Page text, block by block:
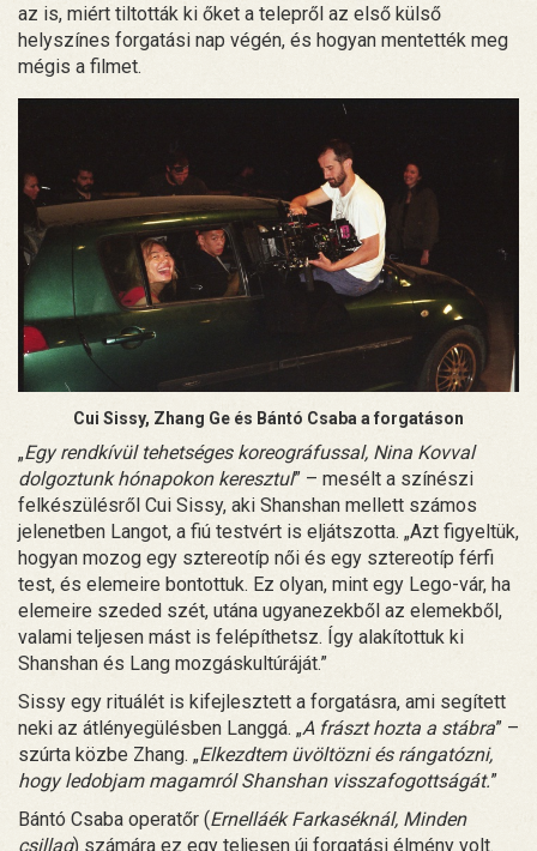
az is, miért tiltották ki őket a telepről az első külső
helyszínes forgatási nap végén, és hogyan mentették meg
mégis a filmet.
Cui Sissy, Zhang Ge és Bántó Csaba a forgatáson
„Egy rendkívül tehetséges koreográfussal, Nina Kovval
dolgoztunk hónapokon keresztul” – mesélt a színészi
felkészülésről Cui Sissy, aki Shanshan mellett számos
jelenetben Langot, a fiú testvért is eljátszotta. „Azt figyeltük,
hogyan mozog egy sztereotíp női és egy sztereotíp férfi
test, és elemeire bontottuk. Ez olyan, mint egy Lego-vár, ha
elemeire szeded szét, utána ugyanezekből az elemekből,
valami teljesen mást is felépíthetsz. Így alakítottuk ki
Shanshan és Lang mozgáskultúráját.”
Sissy egy rituálét is kifejlesztett a forgatásra, ami segített
neki az átlényegülésben Langgá. „A frászt hozta a stábra” –
szúrta közbe Zhang. „Elkezdtem üvöltözni és rángatózni,
hogy ledobjam magamról Shanshan visszafogottságát.”
Bántó Csaba operatőr (Ernelláék Farkaséknál, Minden
csillag) számára ez egy teljesen új forgatási élmény volt.